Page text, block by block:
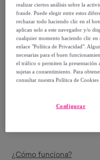
Vendido porPostquam
Entrega
Entrega desde3,99 €
¿Cómo funciona?
realizar ciertos análisis sobre la
fraude. Puede elegir entre estos
rechazar todo haciendo clic en el
aplican solo a este navegador y/o
cualquier momento haciendo clic en
enlace "Política de Privacidad".
necesarias para el buen
el tráfico o permiten la presentación
sujetas a consentimiento. Para
consultar nuestra Política de Cookies
Configurar